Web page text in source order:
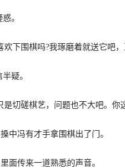
。
围棋吗?我琢磨着就送它吧，
疑。
切磋棋艺，问题也不大吧。你
冯有才手拿围棋出了门。
传来一道熟悉的声音。